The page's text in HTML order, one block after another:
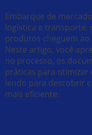
Embarque de
logística e transporte,
produtos cheguem
Neste artigo, você
no processo, os
práticas para otimizar
lendo para descobrir
mais eficiente.